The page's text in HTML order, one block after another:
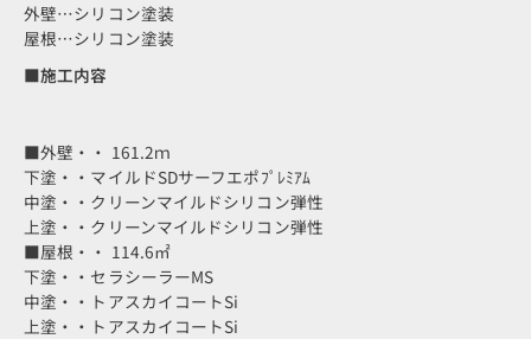
外壁…シリコン塗装
屋根…シリコン塗装
■施工内容
■外壁・・ 161.2ｍ
下塗・・マイルドSDサーフエポﾌﾟﾚﾐｱﾑ
中塗・・クリーンマイルドシリコン弾性
上塗・・クリーンマイルドシリコン弾性
■屋根・・ 114.6㎡
下塗・・セラシーラーMS
中塗・・トアスカイコートSi
上塗・・トアスカイコートSi